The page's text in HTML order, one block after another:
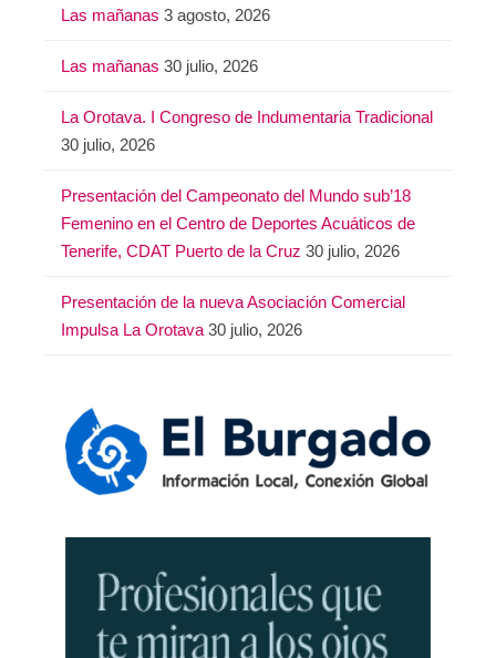
Las mañanas 3 agosto, 2026
Las mañanas 30 julio, 2026
La Orotava. I Congreso de Indumentaria Tradicional
30 julio, 2026
Presentación del Campeonato del Mundo sub’18
Femenino en el Centro de Deportes Acuáticos de
Tenerife, CDAT Puerto de la Cruz 30 julio, 2026
Presentación de la nueva Asociación Comercial
Impulsa La Orotava 30 julio, 2026